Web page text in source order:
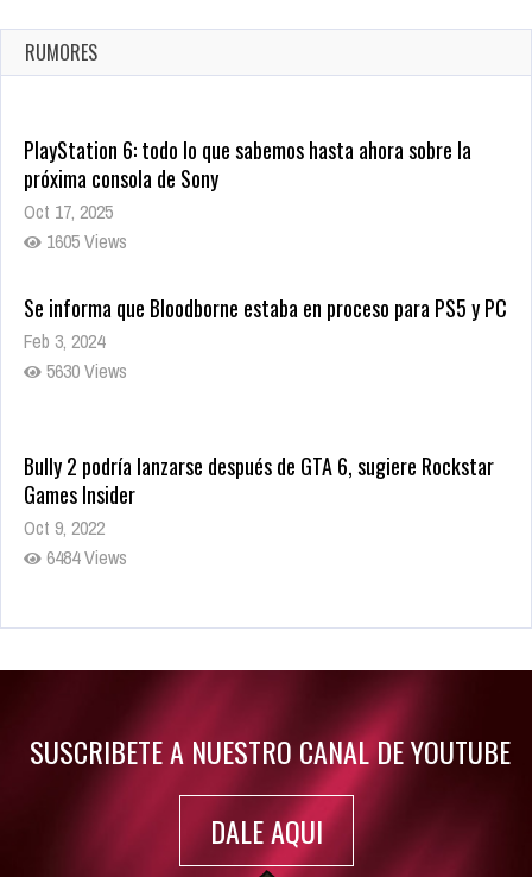
Ago 8, 2021
10004 Views
RUMORES
PlayStation 6: todo lo que sabemos hasta ahora sobre la
próxima consola de Sony
Oct 17, 2025
1605 Views
Se informa que Bloodborne estaba en proceso para PS5 y PC
Feb 3, 2024
5630 Views
Bully 2 podría lanzarse después de GTA 6, sugiere Rockstar
Games Insider
Oct 9, 2022
6484 Views
Rumor: Se filtran los primeros detalles de Resident Evil 9
SUSCRIBETE A NUESTRO CANAL DE YOUTUBE
DALE AQUI